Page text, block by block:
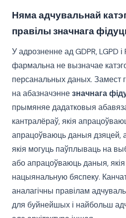
Няма адчувальнай
правілы значнага
У адрозненне ад GDPR, LGPD і
фармальна не вызначае
персанальных даных. Замест
на абазначэннезначнага
прымяняе дадатковыя
кантралёраў, якія
апрацоўваюць даныя дзяцей,
якія могуць паўплываць на
або апрацоўваюць даныя,
нацыянальную бяспеку.
аналагічны правілам
для буйнейшых і найбольш